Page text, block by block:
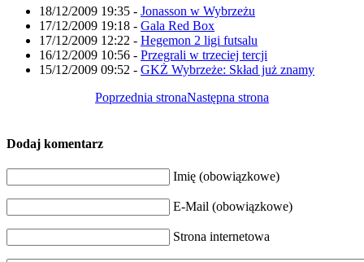
18/12/2009 19:35 - Jonasson w Wybrzeżu
17/12/2009 19:18 - Gala Red Box
17/12/2009 12:22 - Hegemon 2 ligi futsalu
16/12/2009 10:56 - Przegrali w trzeciej tercji
15/12/2009 09:52 - GKŻ Wybrzeże: Skład już znamy
Poprzednia stronaNastępna strona
Dodaj komentarz
Imię (obowiązkowe)
E-Mail (obowiązkowe)
Strona internetowa